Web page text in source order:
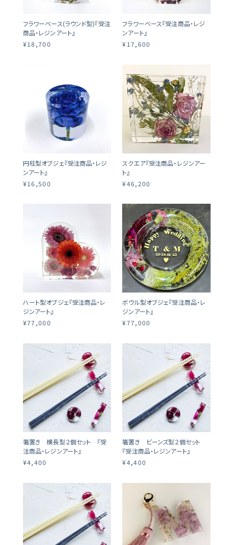
フラワーベース(ラウンド型)『受注
商品・レジンアート』
¥18,700
フラワーベース『受注商品・レジ
ンアート』
¥17,600
円柱型オブジェ『受注商品・レジ
ンアート』
¥16,500
スクエア『受注商品・レジンアー
ト』
¥46,200
ハート型オブジェ『受注商品・レ
ジンアート』
¥77,000
ボウル型オブジェ『受注商品・レ
ジンアート』
¥77,000
箸置き 横長型２個セット 『受
注商品・レジンアート』
¥4,400
箸置き ビーンズ型２個セット
『受注商品・レジンアート』
¥4,400